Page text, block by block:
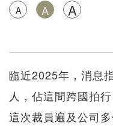
A A A
臨近2025年，消息
人，佔這間跨國拍
這次裁員遍及公司